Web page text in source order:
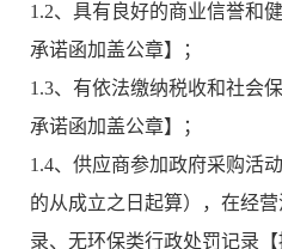
1.2、具有良好的商业信誉和
承诺函加盖公章】；
1.3、有依法缴纳税收和社会
承诺函加盖公章】；
1.4、供应商参加政府采购活
的从成立之日起算），在经
录、无环保类行政处罚记录【